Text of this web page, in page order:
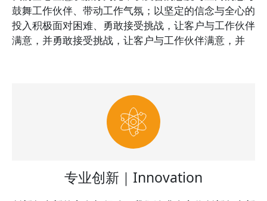
鼓舞工作伙伴、带动工作气氛；以坚定的信念与全心的
投入积极面对困难、勇敢接受挑战，让客户与工作伙伴
满意，并勇敢接受挑战，让客户与工作伙伴满意，并
专业创新｜Innovation